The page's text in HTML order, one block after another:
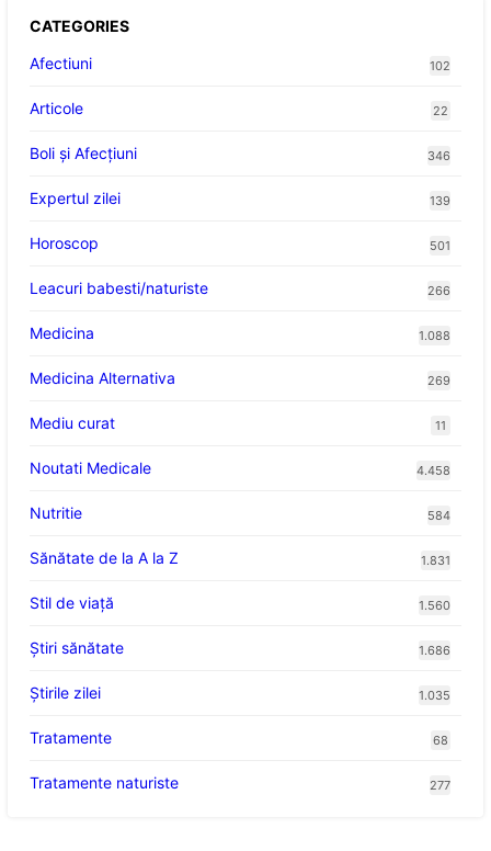
CATEGORIES
Afectiuni
102
Articole 22
Boli și Afecțiuni 346
Expertul zilei 139
Horoscop 501
Leacuri babesti/naturiste 266
Medicina 1.088
Medicina Alternativa 269
Mediu curat 11
Noutati Medicale 4.458
Nutritie 584
Sănătate de la A la Z 1.831
Stil de viaţă 1.560
Ştiri sănătate 1.686
Știrile zilei 1.035
Tratamente 68
Tratamente naturiste 277